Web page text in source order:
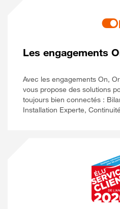
Les engagements
Avec les engagements On,
vous propose des solutions
toujours bien connectés :
Installation Experte,